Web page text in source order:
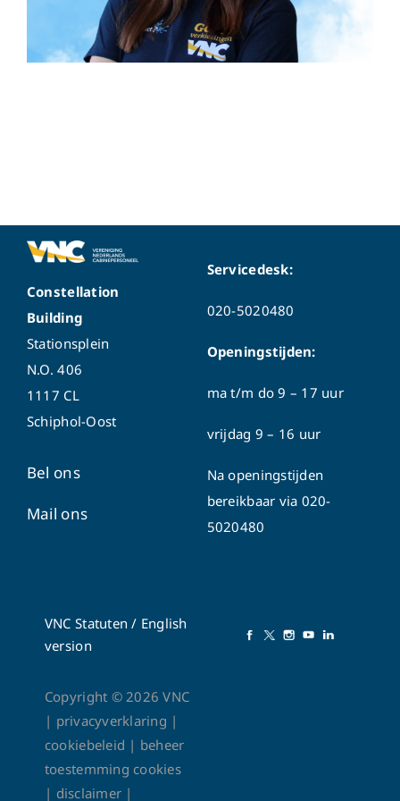
Constellation
Building
Stationsplein
N.O. 406
1117 CL
Schiphol-Oost
Bel ons
Mail ons
Servicedesk:
020-5020480
Openingstijden:
ma t/m do9 – 17 uur
vrijdag 9 – 16 uur
Na openingstijden
bereikbaar via 020-
5020480
VNC Statuten / English
version
Copyright © 2026VNC
| privacyverklaring |
cookiebeleid | beheer
toestemming cookies
| disclaimer |